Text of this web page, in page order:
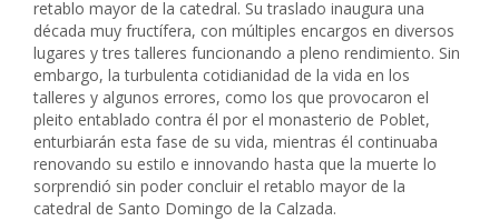
retablo mayor de la catedral. Su traslado inaugura una
década muy fructífera, con múltiples encargos en diversos
lugares y tres talleres funcionando a pleno rendimiento. Sin
embargo, la turbulenta cotidianidad de la vida en los
talleres y algunos errores, como los que provocaron el
pleito entablado contra él por el monasterio de Poblet,
enturbiarán esta fase de su vida, mientras él continuaba
renovando su estilo e innovando hasta que la muerte lo
sorprendió sin poder concluir el retablo mayor de la
catedral de Santo Domingo de la Calzada.